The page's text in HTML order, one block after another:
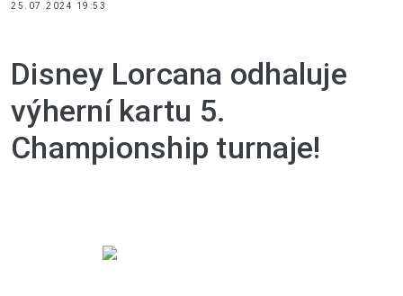
25.07.2024 19:53
Disney Lorcana odhaluje
výherní kartu 5.
Championship turnaje!